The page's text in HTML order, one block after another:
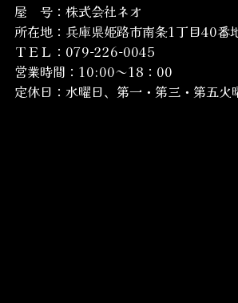
屋 号：株式会社ネオ
所在地： 兵庫県姫路市南条1丁目40番
ＴＥＬ：079-226-0045
営業時間：10:00～18：00
定休日：水曜日、第一・第三・第五火